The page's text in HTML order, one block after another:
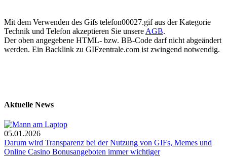
Mit dem Verwenden des Gifs telefon00027.gif aus der Kategorie
Technik und Telefon akzeptieren Sie unsere AGB.
Der oben angegebene HTML- bzw. BB-Code darf nicht abgeändert
werden. Ein Backlink zu GIFzentrale.com ist zwingend notwendig.
Aktuelle News
05.01.2026
Darum wird Transparenz bei der Nutzung von GIFs, Memes und
Online Casino Bonusangeboten immer wichtiger